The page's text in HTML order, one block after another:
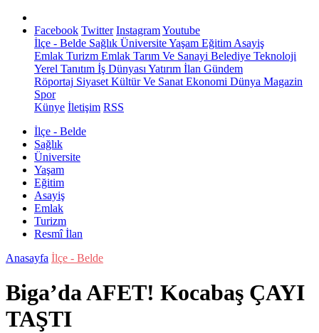
Facebook Twitter InstagramYoutube
İlçe - Belde Sağlık ÜniversiteYaşam Eğitim Asayiş
Emlak Turizm Emlak Tarım Ve Sanayi Belediye Teknoloji
Yerel Tanıtım İş Dünyası Yatırım İlan Gündem
Röportaj Siyaset Kültür Ve Sanat Ekonomi Dünya Magazin
Spor
Künye İletişim RSS
İlçe - Belde
Sağlık
Üniversite
Yaşam
Eğitim
Asayiş
Emlak
Turizm
Resmî İlan
Anasayfa İlçe - Belde
Biga’da AFET! Kocabaş ÇAYI
TAŞTI